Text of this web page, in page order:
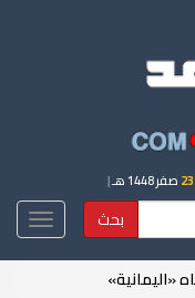
23 صفر 1448 هـ |
بحث
«اليمانية»